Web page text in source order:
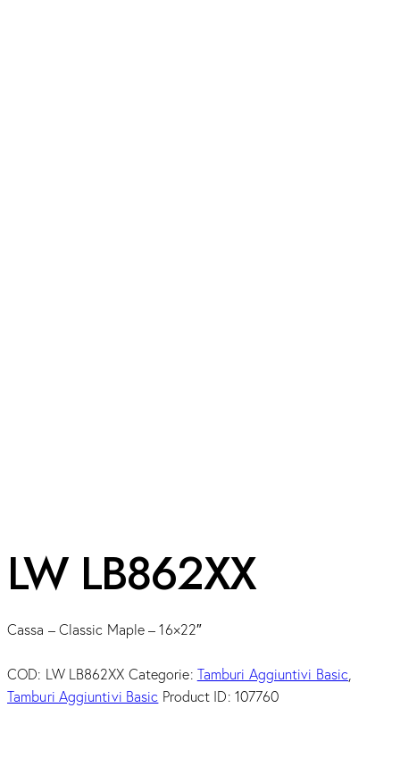
LW LB862XX
Cassa – Classic Maple – 16×22″
COD: LW LB862XX Categorie: Tamburi Aggiuntivi Basic,
Tamburi Aggiuntivi Basic Product ID: 107760